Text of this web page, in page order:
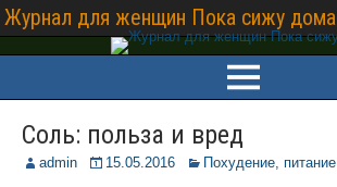
Журнал для женщин Пока сижу дома
Соль: польза и вред
admin 15.05.2016 Похудение, питание